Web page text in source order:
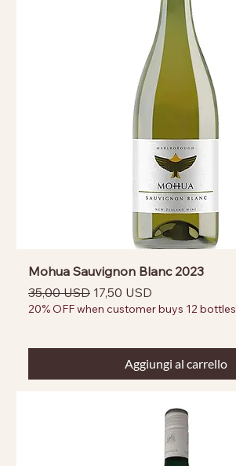
Mohua Sauvignon Blanc 2023
Prezzo regolare
35,00 USD Prezzo scontato
17,50 USD
20% OFF when customer buys 12 bottles
Aggiungi al carrello